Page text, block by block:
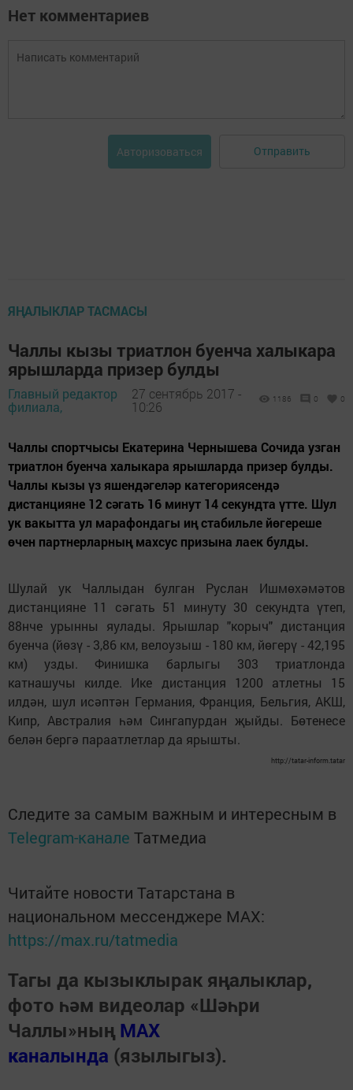
Нет комментариев
Авторизоваться Отправить
ЯҢАЛЫКЛАР ТАСМАСЫ
Чаллы кызы триатлон буенча халыкара
ярышларда призер булды
Главный редактор
филиала,
27 сентябрь 2017 -
10:26
1186 0 0
Чаллы спортчысы Екатерина Чернышева Сочида узган
триатлон буенча халыкара ярышларда призер булды.
Чаллы кызы үз яшендәгеләр категориясендә
дистанцияне 12 сәгать 16 минут 14 секундта үтте. Шул
ук вакытта ул марафондагы иң стабильле йөгереше
өчен партнерларның махсус призына лаек булды.
Шулай ук Чаллыдан булган Руслан Ишмөхәмәтов
дистанцияне 11 сәгать 51 минуту 30 секундта үтеп,
88нче урынны яулады. Ярышлар "корыч" дистанция
буенча (йөзү - 3,86 км, велоузыш - 180 км, йөгерү - 42,195
км) узды. Финишка барлыгы 303 триатлонда
катнашучы килде. Ике дистанция 1200 атлетны 15
илдән, шул исәптән Германия, Франция, Бельгия, АКШ,
Кипр, Австралия һәм Сингапурдан җыйды. Бөтенесе
белән бергә параатлетлар да ярышты.
http://tatar-inform.tatar
Следите за самым важным и интересным в
Telegram-канале Татмедиа
Читайте новости Татарстана в
национальном мессенджере MАХ:
https://max.ru/tatmedia
Тагы да кызыклырак яңалыклар,
фото һәм видеолар «Шәһри
Чаллы»ның MAX
каналында (язылыгыз).